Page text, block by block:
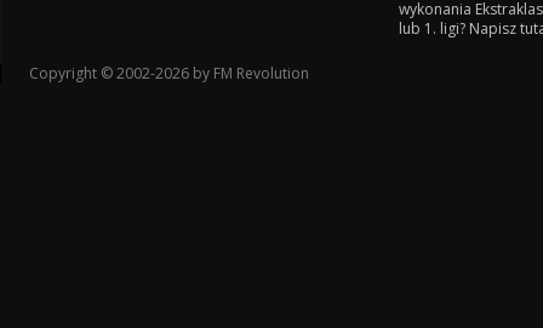
wykonania
lub 1. ligi? Napisz
Copyright © 2002-2026 by FM Revolution